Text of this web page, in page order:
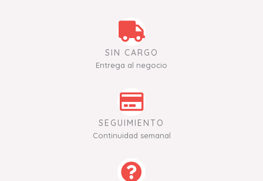
SIN CARGO
Entrega al negocio
SEGUIMIENTO
Continuidad semanal